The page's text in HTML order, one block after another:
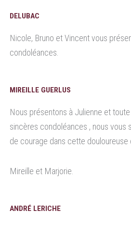
DELUBAC
Nicole, Bruno et Vincent vous
condoléances.
MIREILLE GUERLUS
Nous présentons à Julienne et
sincères condoléances , nous vous
de courage dans cette douloureuse
Mireille et Marjorie.
ANDRÉ LERICHE